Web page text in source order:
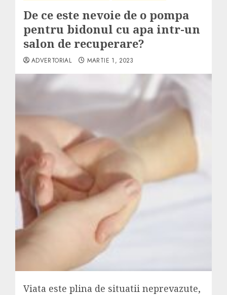
De ce este nevoie de o pompa
pentru bidonul cu apa intr-un
salon de recuperare?
ADVERTORIAL MARTIE 1, 2023
Viata este plina de situatii neprevazute,